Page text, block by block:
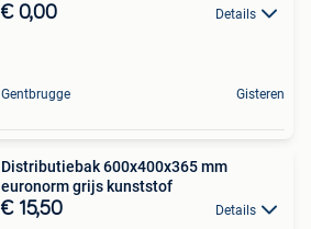
€ 0,00 Details
Gentbrugge Gisteren
Distributiebak 600x400x365 mm
euronorm grijs kunststof
€ 15,50 Details